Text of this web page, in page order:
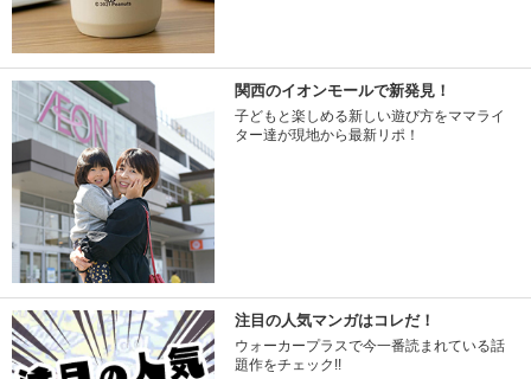
関西のイオンモールで新発見！
子どもと楽しめる新しい遊び方をママライ
ター達が現地から最新リポ！
注目の人気マンガはコレだ！
ウォーカープラスで今一番読まれている話
題作をチェック!!